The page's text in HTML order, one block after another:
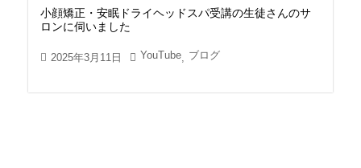
小顔矯正・安眠ドライヘッドスパ受講の生徒さんのサ
ロンに伺いました
2025年3月11日 YouTube ブログ